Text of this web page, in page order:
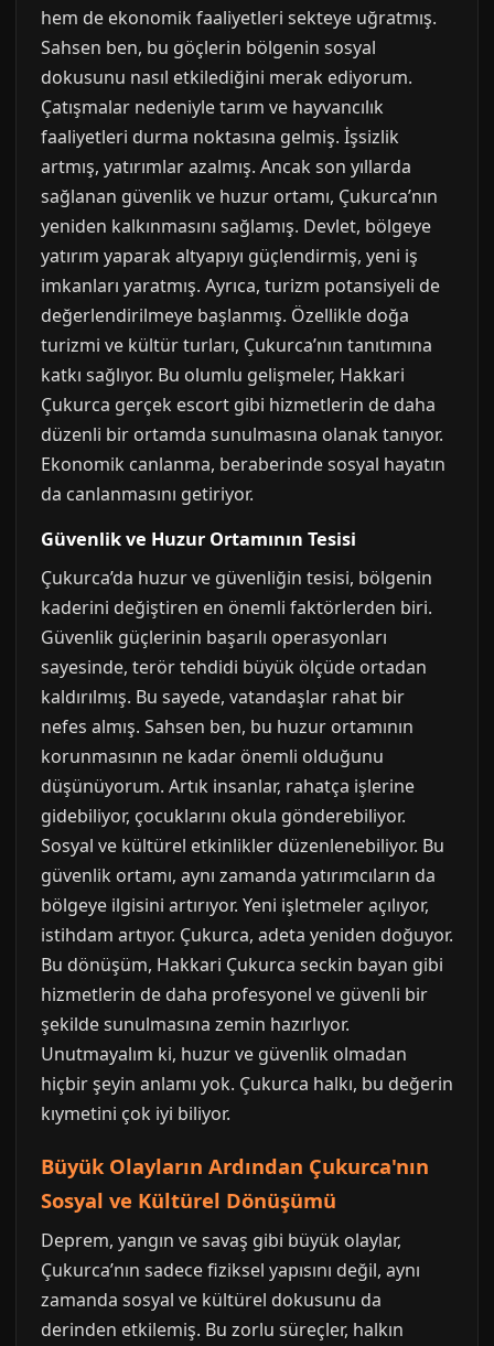
hem de ekonomik faaliyetleri sekteye uğratmış.
Sahsen ben, bu göçlerin bölgenin sosyal
dokusunu nasıl etkilediğini merak ediyorum.
Çatışmalar nedeniyle tarım ve hayvancılık
faaliyetleri durma noktasına gelmiş. İşsizlik
artmış, yatırımlar azalmış. Ancak son yıllarda
sağlanan güvenlik ve huzur ortamı, Çukurca’nın
yeniden kalkınmasını sağlamış. Devlet, bölgeye
yatırım yaparak altyapıyı güçlendirmiş, yeni iş
imkanları yaratmış. Ayrıca, turizm potansiyeli de
değerlendirilmeye başlanmış. Özellikle doğa
turizmi ve kültür turları, Çukurca’nın tanıtımına
katkı sağlıyor. Bu olumlu gelişmeler, Hakkari
Çukurca gerçek escort gibi hizmetlerin de daha
düzenli bir ortamda sunulmasına olanak tanıyor.
Ekonomik canlanma, beraberinde sosyal hayatın
da canlanmasını getiriyor.
Güvenlik ve Huzur Ortamının Tesisi
Çukurca’da huzur ve güvenliğin tesisi, bölgenin
kaderini değiştiren en önemli faktörlerden biri.
Güvenlik güçlerinin başarılı operasyonları
sayesinde, terör tehdidi büyük ölçüde ortadan
kaldırılmış. Bu sayede, vatandaşlar rahat bir
nefes almış. Sahsen ben, bu huzur ortamının
korunmasının ne kadar önemli olduğunu
düşünüyorum. Artık insanlar, rahatça işlerine
gidebiliyor, çocuklarını okula gönderebiliyor.
Sosyal ve kültürel etkinlikler düzenlenebiliyor. Bu
güvenlik ortamı, aynı zamanda yatırımcıların da
bölgeye ilgisini artırıyor. Yeni işletmeler açılıyor,
istihdam artıyor. Çukurca, adeta yeniden doğuyor.
Bu dönüşüm, Hakkari Çukurca seckin bayan gibi
hizmetlerin de daha profesyonel ve güvenli bir
şekilde sunulmasına zemin hazırlıyor.
Unutmayalım ki, huzur ve güvenlik olmadan
hiçbir şeyin anlamı yok. Çukurca halkı, bu değerin
kıymetini çok iyi biliyor.
Büyük Olayların Ardından Çukurca'nın
Sosyal ve Kültürel Dönüşümü
Deprem, yangın ve savaş gibi büyük olaylar,
Çukurca’nın sadece fiziksel yapısını değil, aynı
zamanda sosyal ve kültürel dokusunu da
derinden etkilemiş. Bu zorlu süreçler, halkın